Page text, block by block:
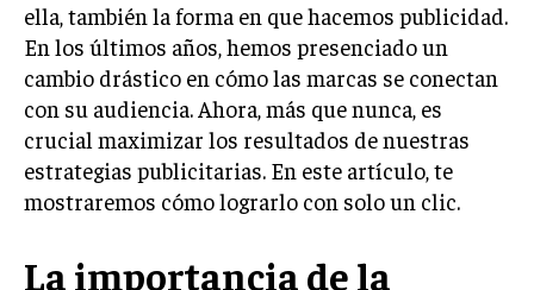
ella, también la forma en que hacemos publicidad.
En los últimos años, hemos presenciado un
cambio drástico en cómo las marcas se conectan
con su audiencia. Ahora, más que nunca, es
crucial maximizar los resultados de nuestras
estrategias publicitarias. En este artículo, te
mostraremos cómo lograrlo con solo un clic.
La importancia de la